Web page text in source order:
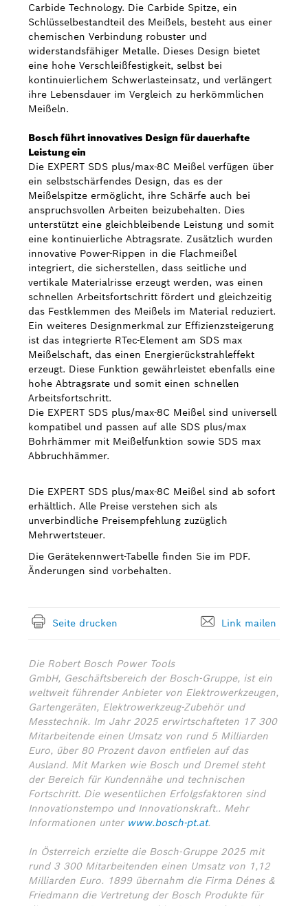
Carbide Technology. Die Carbide Spitze, ein
Schlüsselbestandteil des Meißels, besteht aus einer
chemischen Verbindung robuster und
widerstandsfähiger Metalle. Dieses Design bietet
eine hohe Verschleißfestigkeit, selbst bei
kontinuierlichem Schwerlasteinsatz, und verlängert
ihre Lebensdauer im Vergleich zu herkömmlichen
Meißeln.
Bosch führt innovatives Design für dauerhafte
Leistung ein
Die EXPERT SDS plus/max-8C Meißel verfügen über
ein selbstschärfendes Design, das es der
Meißelspitze ermöglicht, ihre Schärfe auch bei
anspruchsvollen Arbeiten beizubehalten. Dies
unterstützt eine gleichbleibende Leistung und somit
eine kontinuierliche Abtragsrate. Zusätzlich wurden
innovative Power-Rippen in die Flachmeißel
integriert, die sicherstellen, dass seitliche und
vertikale Materialrisse erzeugt werden, was einen
schnellen Arbeitsfortschritt fördert und gleichzeitig
das Festklemmen des Meißels im Material reduziert.
Ein weiteres Designmerkmal zur Effizienzsteigerung
ist das integrierte RTec-Element am SDS max
Meißelschaft, das einen Energierückstrahleffekt
erzeugt. Diese Funktion gewährleistet ebenfalls eine
hohe Abtragsrate und somit einen schnellen
Arbeitsfortschritt.
Die EXPERT SDS plus/max-8C Meißel sind universell
kompatibel und passen auf alle SDS plus/max
Bohrhämmer mit Meißelfunktion sowie SDS max
Abbruchhämmer.
Die EXPERT SDS plus/max-8C Meißel sind ab sofort
erhältlich. Alle Preise verstehen sich als
unverbindliche Preisempfehlung zuzüglich
Mehrwertsteuer.
Die Gerätekennwert-Tabelle finden Sie im PDF.
Änderungen sind vorbehalten.
Seite drucken Link mailen
Die Robert Bosch Power Tools
GmbH, Geschäftsbereich der Bosch-Gruppe, ist ein
weltweit führender Anbieter von Elektrowerkzeugen,
Gartengeräten, Elektrowerkzeug-Zubehör und
Messtechnik. Im Jahr 2025 erwirtschafteten 17 300
Mitarbeitende einen Umsatz von rund 5 Milliarden
Euro, über 80 Prozent davon entfielen auf das
Ausland. Mit Marken wie Bosch und Dremel steht
der Bereich für Kundennähe und technischen
Fortschritt. Die wesentlichen Erfolgsfaktoren sind
Innovationstempo und Innovationskraft.. Mehr
Informationen unter www.bosch-pt.at.
In Österreich erzielte die Bosch-Gruppe 2025 mit
rund 3 300 Mitarbeitenden einen Umsatz von 1,12
Milliarden Euro. 1899 übernahm die Firma Dénes &
Friedmann die Vertretung der Bosch Produkte für